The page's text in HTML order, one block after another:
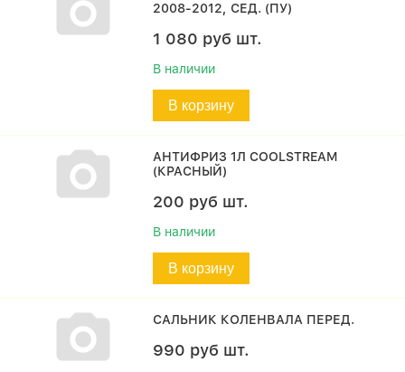
2008-2012, СЕД. (ПУ)
1 080 руб шт.
В наличии
В корзину
АНТИФРИЗ 1Л COOLSTREAM
(КРАСНЫЙ)
200 руб шт.
В наличии
В корзину
САЛЬНИК КОЛЕНВАЛА ПЕРЕД.
990 руб шт.